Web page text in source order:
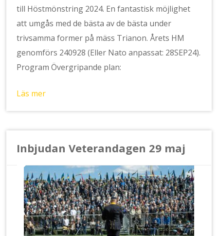
till Höstmönstring 2024. En fantastisk möjlighet
att umgås med de bästa av de bästa under
trivsamma former på mäss Trianon. Årets HM
genomförs 240928 (Eller Nato anpassat: 28SEP24).
Program Övergripande plan:
Läs mer
Inbjudan Veterandagen 29 maj